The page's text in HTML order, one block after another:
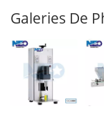
Galeries De